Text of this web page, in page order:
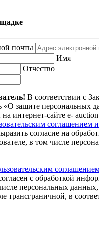
почты
Имя
Отчество
В соответствии с
«О защите персональных
интернет-сайте e-
соглашением
согласие на
в том числе
с обработкой
персональных
трансграничной, в